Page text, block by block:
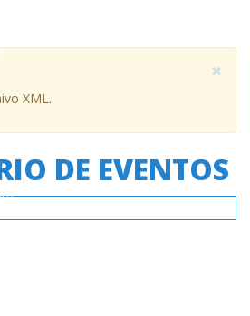
×
XML.
DE EVENTOS